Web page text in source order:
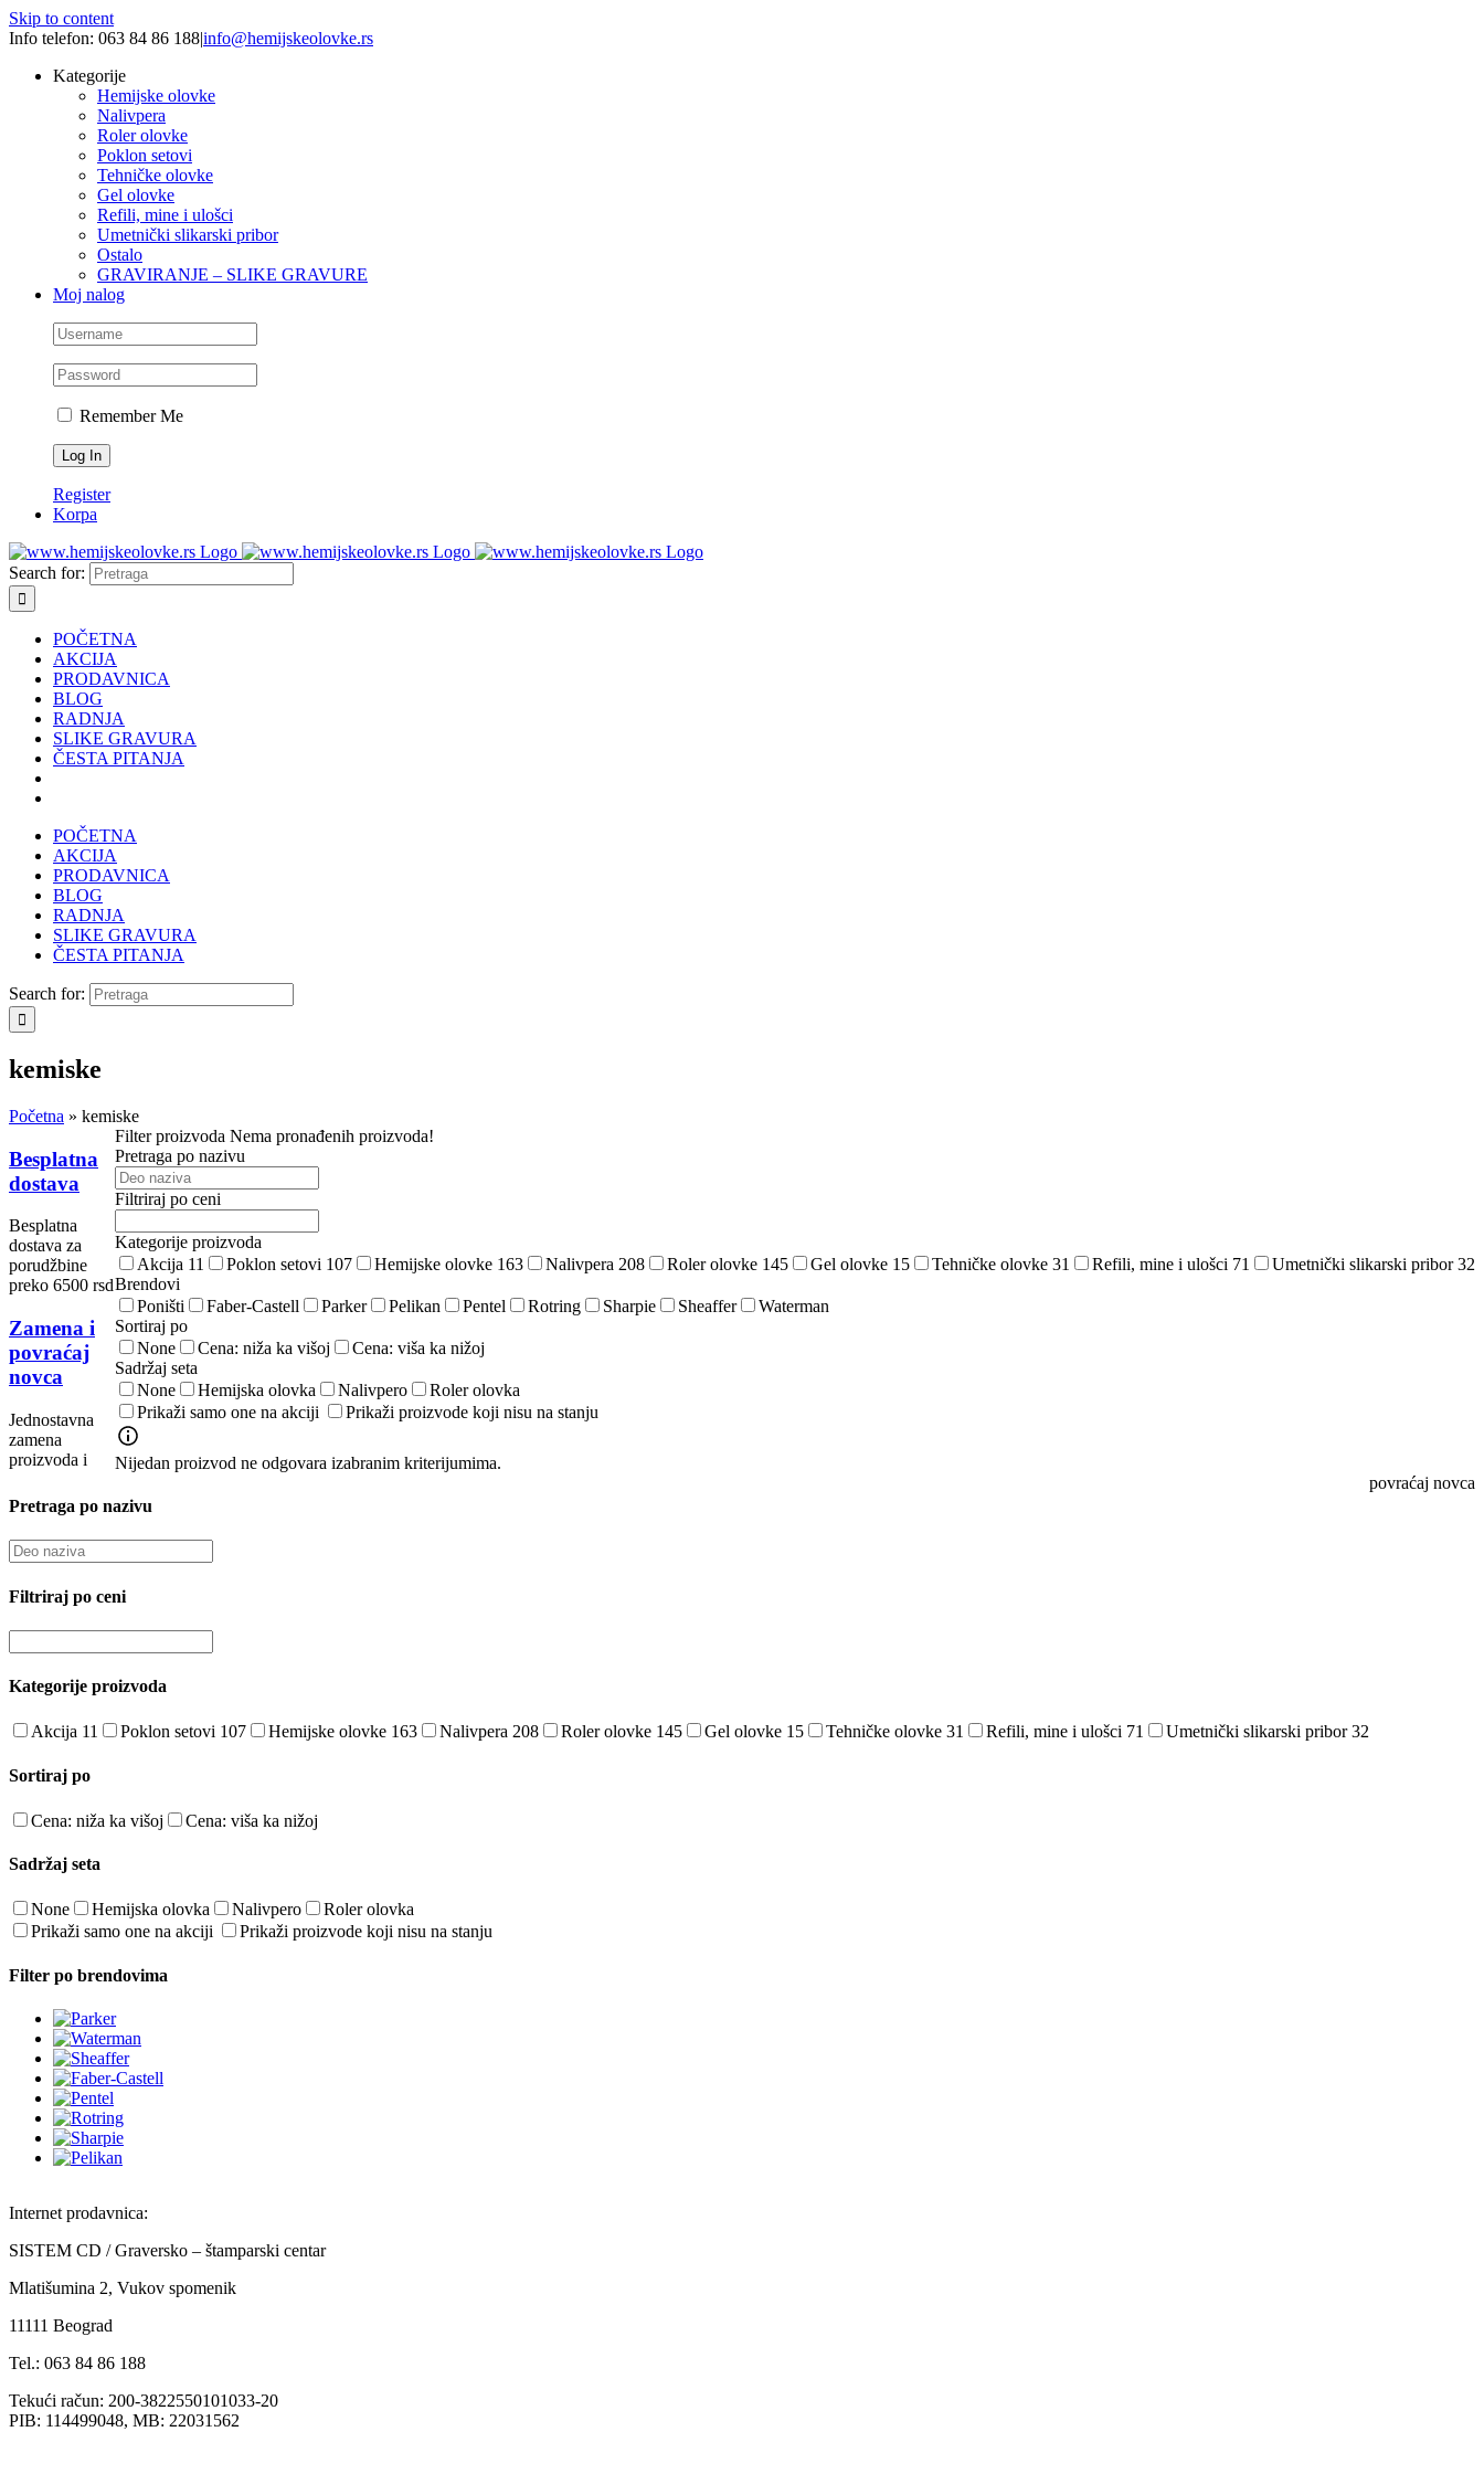
Skip to content
Info telefon: 063 84 86 188|info@hemijskeolovke.rs
Kategorije
Hemijske olovke
Nalivpera
Roler olovke
Poklon setovi
Tehničke olovke
Gel olovke
Refili, mine i ulošci
Umetnički slikarski pribor
Ostalo
GRAVIRANJE – SLIKE GRAVURE
Moj nalog
Remember Me
Register
Korpa
Search for:
POČETNA
AKCIJA
PRODAVNICA
BLOG
RADNJA
SLIKE GRAVURA
ČESTA PITANJA
POČETNA
AKCIJA
PRODAVNICA
BLOG
RADNJA
SLIKE GRAVURA
ČESTA PITANJA
Search for:
kemiske
Početna » kemiske
Filter proizvoda Nema pronađenih proizvoda!
Pretraga po nazivu
Filtriraj po ceni
Kategorije proizvoda
Akcija 11 Poklon setovi 107 Hemijske olovke 163 Nalivpera 208 Roler olovke 145 Gel olovke 15 Tehničke olovke 31 Refili, mine i ulošci 71 Umetnički slikarski pribor32
Brendovi
Poništi
Faber-Castell Parker Pelikan Pentel Rotring Sharpie Sheaffer
Waterman
Sortiraj po
None
Cena: niža ka višoj
Cena: viša ka nižoj
Sadržaj seta
None
Hemijska olovka Nalivpero
Roler olovka
Prikaži samo one na akciji
Prikaži proizvode koji nisu na stanju
Nijedan proizvod ne odgovara izabranim kriterijumima.
Pretraga po nazivu
Filtriraj po ceni
Kategorije proizvoda
Akcija 11 Poklon setovi 107 Hemijske olovke 163 Nalivpera 208 Roler olovke 145 Gel olovke 15 Tehničke olovke 31 Refili, mine i ulošci 71 Umetnički slikarski pribor32
Sortiraj po
Cena: niža ka višoj Cena: viša ka nižoj
Sadržaj seta
None Hemijska olovka Nalivpero
Roler olovka
Prikaži samo one na akciji
Prikaži proizvode koji nisu na stanju
Filter po brendovima
Besplatna
dostava
Besplatna
dostava za
porudžbine
preko 6500 rsd
Zamena i
povraćaj
novca
Jednostavna
zamena
proizvoda i
povraćaj novca
Internet prodavnica:
SISTEM CD / Graversko – štamparski centar
Mlatišumina 2, Vukov spomenik
11111 Beograd
Tel.: 063 84 86 188
Tekući račun: 200-3822550101033-20
PIB: 114499048, MB: 22031562